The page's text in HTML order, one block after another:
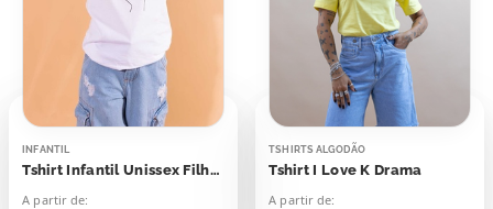
INFANTIL
Tshirt Infantil Unissex Filha Dorameira
A partir de:
TSHIRTS ALGODÃO
Tshirt I Love K Drama
A partir de: